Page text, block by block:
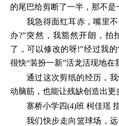
的尾巴给剪断了一半，那不是
我急得面红耳赤，嘴里
办?”突然，我豁然开朗，拍
了，可以修改的呀!”经过我
很快“装扮一新”活龙活现地在
通过这次剪纸的经历，
动脑筋，也能让残缺创造出更
寨桥小学四(4)班 柯佳瑶
我们快步走向篮球场，